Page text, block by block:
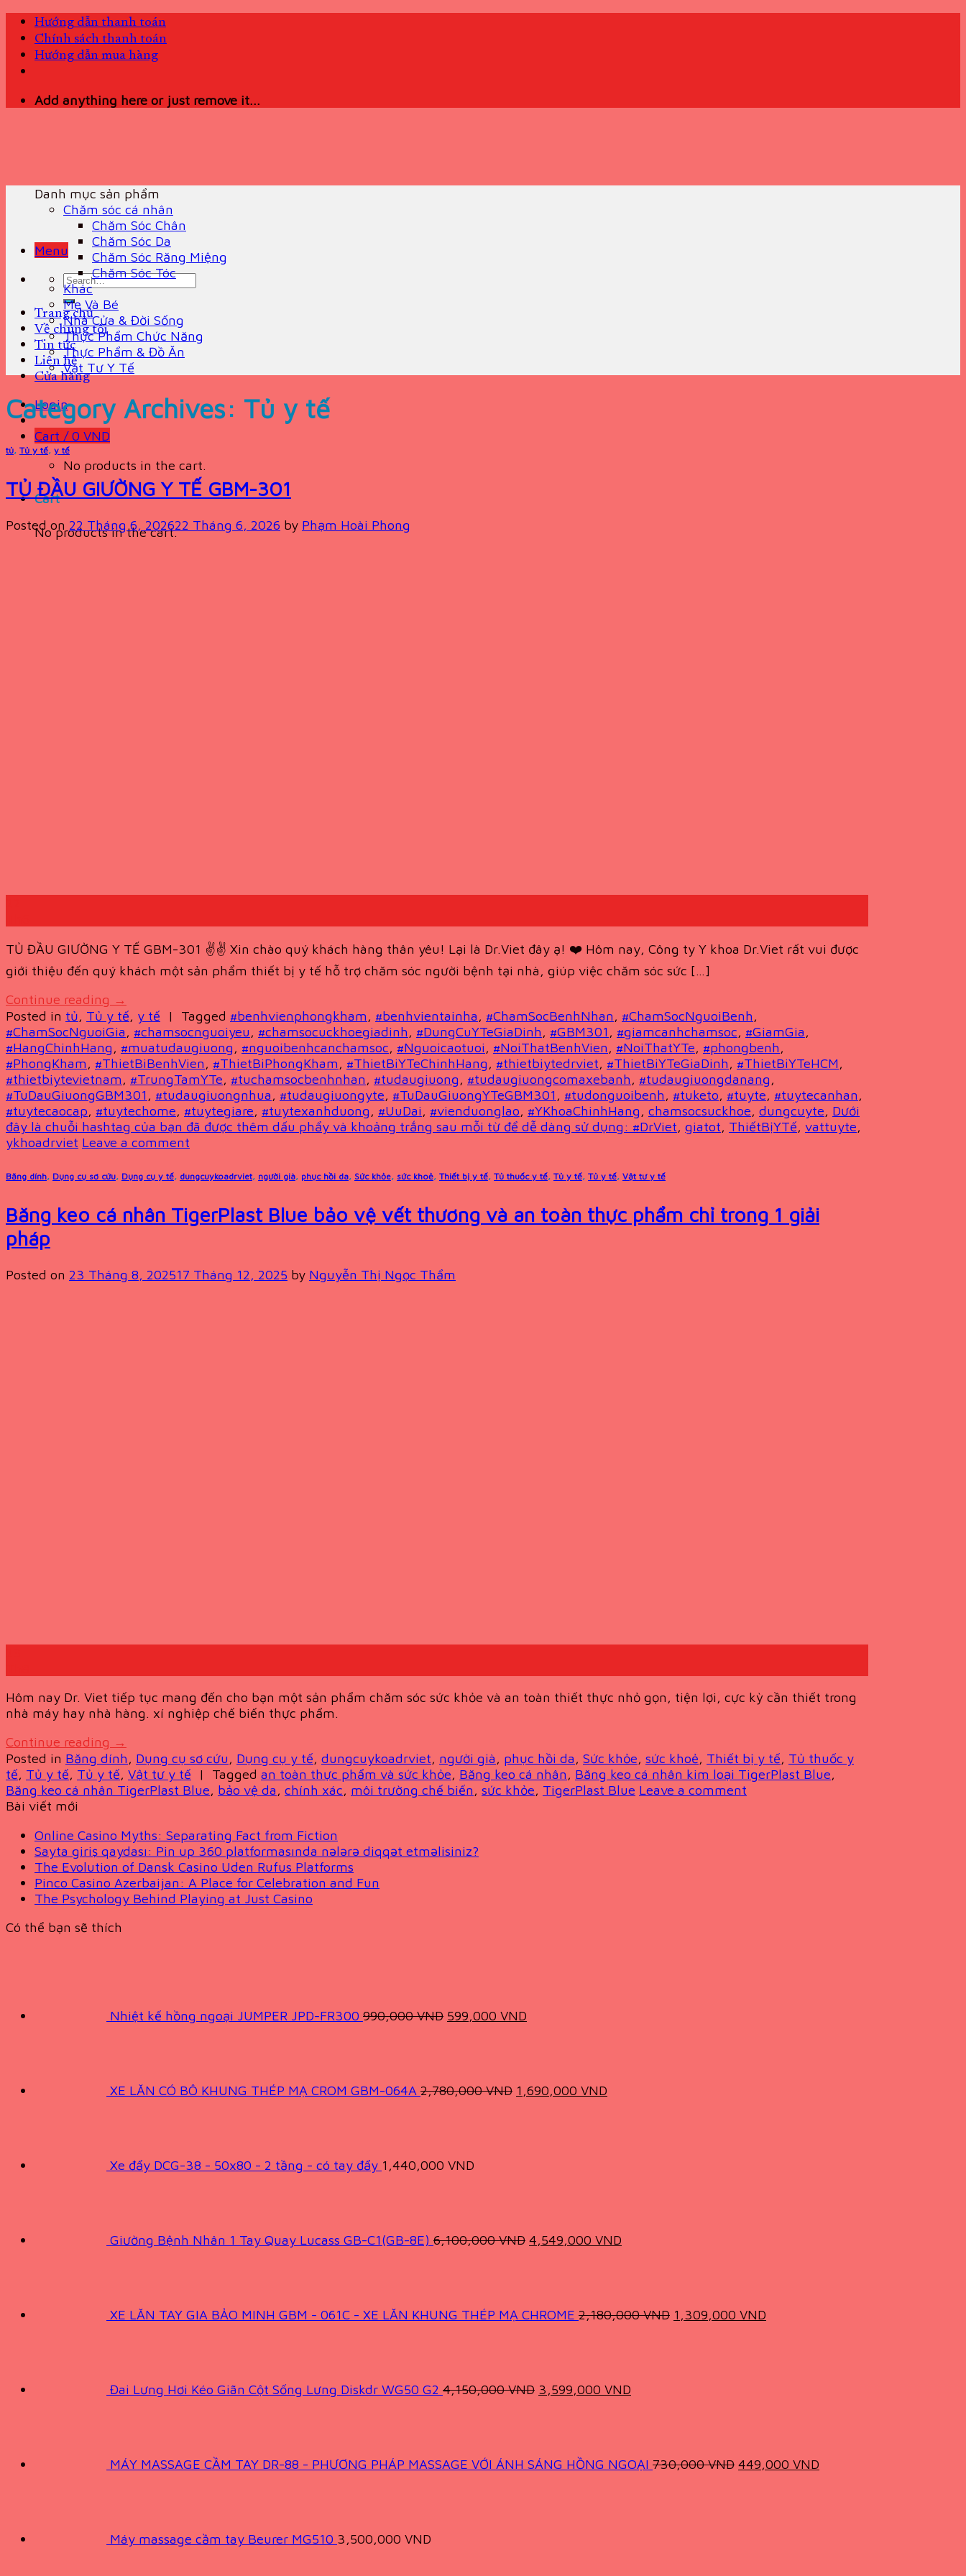
Skip
content
Hướng dẫn thanh toán
Chính sách thanh toán
Hướng dẫn mua hàng
Add anything here or just remove it...
Menu
Search
for:
Trang chủ
Về chúng tôi
Tin tức
Liên hệ
Cửa hàng
Login
Cart /0 VND
No products in the cart.
Cart
No products in the cart.
Danh mục sản phẩm
Chăm sóc cá nhân
Chăm Sóc Chân
Chăm Sóc Da
Chăm Sóc Răng Miệng
Chăm Sóc Tóc
Khác
Mẹ Và Bé
Nhà Cửa & Đời Sống
Thực Phẩm Chức Năng
Thực Phẩm & Đồ Ăn
Vật Tư Y Tế
Category Archives: Tủ y tế
tủ, Tủ y tế, y tế
TỦ ĐẦU GIƯỜNG Y TẾ GBM-301
Posted on 22 Tháng 6, 202622 Tháng 6, 2026 by Phạm Hoài Phong
TỦ ĐẦU GIƯỜNG Y TẾ GBM-301 ✌️✌️ Xin chào quý khách hàng thân yêu! Lại là Dr.Viet đây ạ! ❤️ Hôm nay, Công ty Y khoa Dr.Viet rất vui được
giới thiệu đến quý khách một sản phẩm thiết bị y tế hỗ trợ chăm sóc người bệnh tại nhà, giúp việc chăm sóc sức […]
Continue reading →
Posted in tủ, Tủ y tế, y tế | Tagged #benhvienphongkham, #benhvientainha, #ChamSocBenhNhan, #ChamSocNguoiBenh,
#ChamSocNguoiGia, #chamsocnguoiyeu, #chamsocuckhoegiadinh, #DungCuYTeGiaDinh, #GBM301 , #giamcanhchamsoc, #GiamGia,
#HangChinhHang, #muatudaugiuong, #nguoibenhcanchamsoc, #Nguoicaotuoi, #NoiThatBenhVien, #NoiThatYTe, #phongbenh,
#PhongKham, #ThietBiBenhVien, #ThietBiPhongKham, #ThietBiYTeChinhHang, #thietbiytedrviet, #ThietBiYTeGiaDinh, #ThietBiYTeHCM,
#thietbiytevietnam, #TrungTamYTe, #tuchamsocbenhnhan, #tudaugiuong, #tudaugiuongcomaxebanh, #tudaugiuongdanang,
#TuDauGiuongGBM301 , #tudaugiuongnhua, #tudaugiuongyte, #TuDauGiuongYTeGBM301 , #tudonguoibenh, #tuketo, #tuyte, #tuytecanhan,
#tuytecaocap, #tuytechome, #tuytegiare, #tuytexanhduong, #UuDai, #vienduonglao, #YKhoaChinhHang, chamsocsuckhoe, dungcuyte, Dưới
đây là chuỗi hashtag của bạn đã được thêm dấu phẩy và khoảng trắng sau mỗi từ để dễ dàng sử dụng: #DrViet, giatot, ThiếtBịYTế, vattuyte,
ykhoadrviet Leave a comment
Băng dính, Dụng cụ sơ cứu, Dụng cụ y tế, dungcuykoadrviet, người già, phục hồi da, Sức khỏe, sức khoẻ, Thiết bị y tế, Tủ thuốc y tế, Tủ y tế, Tủ y tế, Vật tư y tế
Băng keo cá nhân TigerPlast Blue bảo vệ vết thương và an toàn thực phẩm chỉ trong 1 giải
pháp
Posted on 23 Tháng 8, 202517 Tháng 12, 2025 by Nguyễn Thị Ngọc Thẩm
Hôm nay Dr. Viet tiếp tục mang đến cho bạn một sản phẩm chăm sóc sức khỏe và an toàn thiết thực nhỏ gọn, tiện lợi, cực kỳ cần thiết trong
nhà máy hay nhà hàng. xí nghiệp chế biến thực phẩm.
Continue reading →
Posted in Băng dính, Dụng cụ sơ cứu, Dụng cụ y tế, dungcuykoadrviet, người già, phục hồi da, Sức khỏe, sức khoẻ, Thiết bị y tế, Tủ thuốc y
tế, Tủ y tế, Tủ y tế, Vật tư y tế | Tagged an toàn thực phẩm và sức khỏe, Băng keo cá nhân, Băng keo cá nhân kim loại TigerPlast Blue,
Băng keo cá nhân TigerPlast Blue, bảo vệ da, chính xác, môi trường chế biến, sức khỏe, TigerPlast Blue Leave a comment
Bài viết mới
Online Casino Myths: Separating Fact from Fiction
Sayta giriş qaydası: Pin up 360 platformasında nələrə diqqət etməlisiniz?
The Evolution of Dansk Casino Uden Rufus Platforms
Pinco Casino Azerbaijan: A Place for Celebration and Fun
The Psychology Behind Playing at Just Casino
Có thể bạn sẽ thích
Nhiệt kế hồng ngoại JUMPER JPD-FR300 990,000VND 599,000 VND
XE LĂN CÓ BÔ KHUNG THÉP MẠ CROM GBM-064A 2,780,000VND 1,690,000 VND
Xe đẩy DCG-38 - 50x80 - 2 tầng - có tay đẩy 1,440,000 VND
Giường Bệnh Nhân 1 Tay Quay Lucass GB-C1(GB-8E) 6,100,000VND 4,549,000 VND
XE LĂN TAY GIA BẢO MINH GBM - 061C - XE LĂN KHUNG THÉP MẠ CHROME 2,180,000VND 1,309,000 VND
Đai Lưng Hơi Kéo Giãn Cột Sống Lưng Diskdr WG50 G2 4,150,000VND 3,599,000 VND
MÁY MASSAGE CẦM TAY DR-88 - PHƯƠNG PHÁP MASSAGE VỚI ÁNH SÁNG HỒNG NGOẠI 730,000VND 449,000 VND
Máy massage cầm tay Beurer MG510 3,500,000 VND